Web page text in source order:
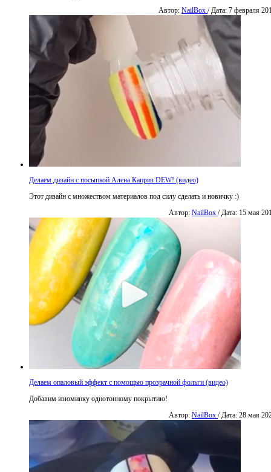
Автор: NailBox / Дата: 7 февраля
Делаем дизайн с посыпкой Алена Каприз DEW! (видео)
Этот дизайн с множеством материалов под силу сделать и новичку :)
Автор: NailBox / Дата: 15 мая
Делаем опаловый эффект с помощью прозрачной фольги (видео)
Добавим изюминку однотонному покрытию!
Автор: NailBox / Дата: 28 мая